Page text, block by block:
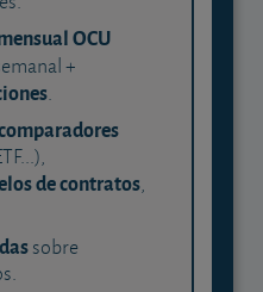
OCU
+
.
de contratos,
sobre